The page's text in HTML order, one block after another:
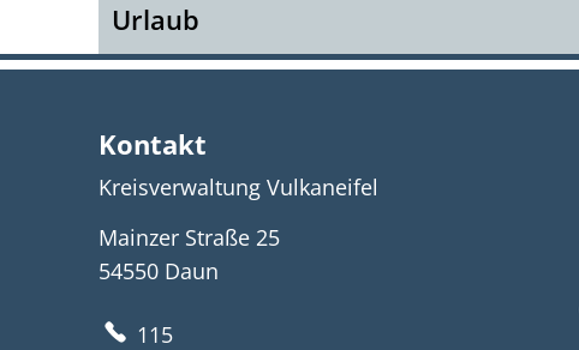
Urlaub
Kontakt
Kreisverwaltung Vulkaneifel
Mainzer Straße 25
54550 Daun
115